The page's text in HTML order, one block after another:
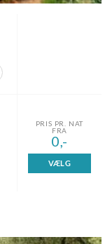
PRIS PR. NAT
FRA
0,-
VÆLG